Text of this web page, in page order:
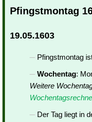
Pfingstmontag
19.05.1603
Pfingstmontag
Wochentag:
Weitere
Der Tag liegt in